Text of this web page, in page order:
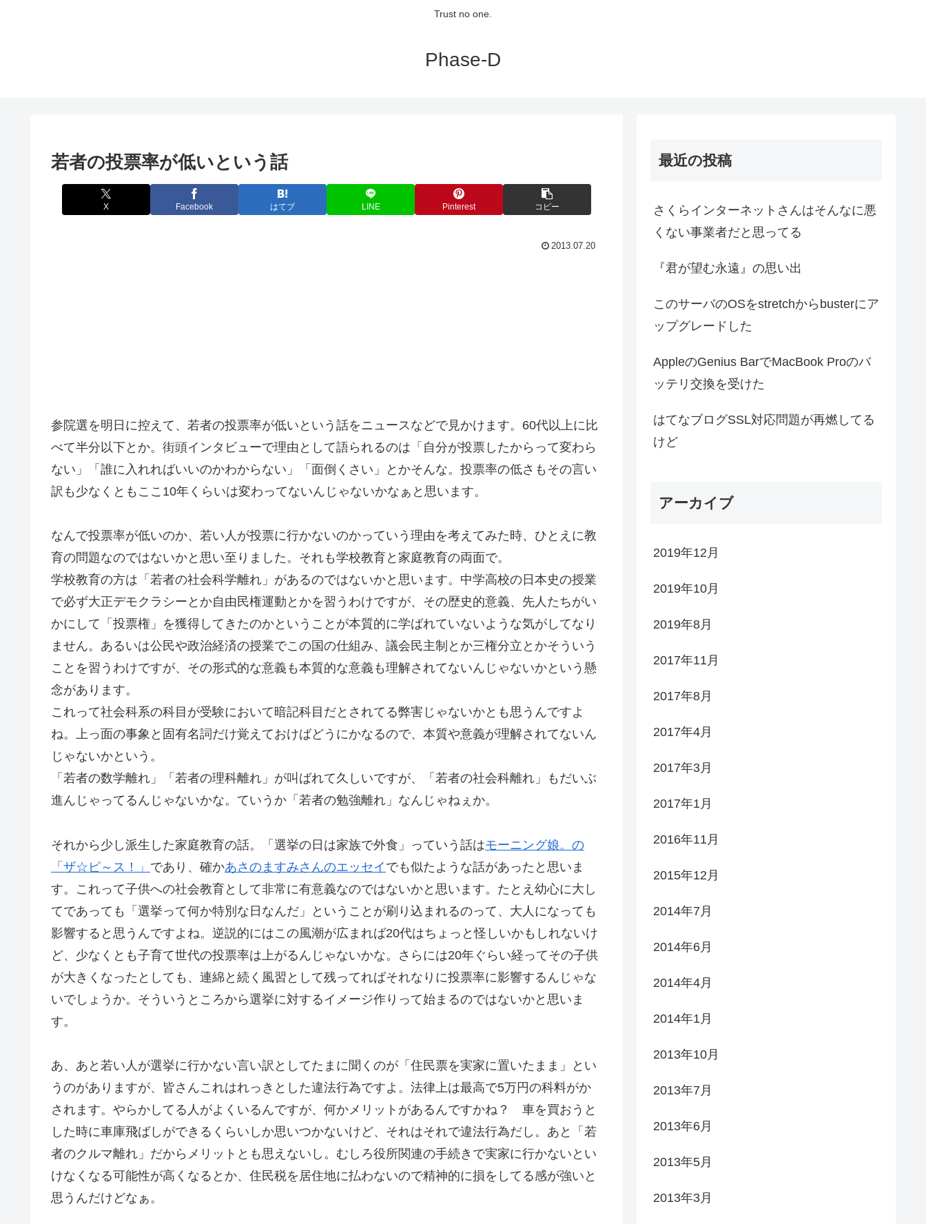
Trust no one.
Phase-D
若者の投票率が低いという話
X Facebook はてブ LINE Pinterest コピー
2013.07.20
参院選を明日に控えて、若者の投票率が低いという話をニュースなどで見かけます。60代以上に比
べて半分以下とか。街頭インタビューで理由として語られるのは「自分が投票したからって変わら
ない」「誰に入れればいいのかわからない」「面倒くさい」とかそんな。投票率の低さもその言い
訳も少なくともここ10年くらいは変わってないんじゃないかなぁと思います。
なんで投票率が低いのか、若い人が投票に行かないのかっていう理由を考えてみた時、ひとえに教
育の問題なのではないかと思い至りました。それも学校教育と家庭教育の両面で。
学校教育の方は「若者の社会科学離れ」があるのではないかと思います。中学高校の日本史の授業
で必ず大正デモクラシーとか自由民権運動とかを習うわけですが、その歴史的意義、先人たちがい
かにして「投票権」を獲得してきたのかということが本質的に学ばれていないような気がしてなり
ません。あるいは公民や政治経済の授業でこの国の仕組み、議会民主制とか三権分立とかそういう
ことを習うわけですが、その形式的な意義も本質的な意義も理解されてないんじゃないかという懸
念があります。
これって社会科系の科目が受験において暗記科目だとされてる弊害じゃないかとも思うんですよ
ね。上っ面の事象と固有名詞だけ覚えておけばどうにかなるので、本質や意義が理解されてないん
じゃないかという。
「若者の数学離れ」「若者の理科離れ」が叫ばれて久しいですが、「若者の社会科離れ」もだいぶ
進んじゃってるんじゃないかな。ていうか「若者の勉強離れ」なんじゃねぇか。
それから少し派生した家庭教育の話。「選挙の日は家族で外食」っていう話はモーニング娘。の
「ザ☆ピ～ス！」 であり、確かあさのますみさんのエッセイ でも似たような話があったと思いま
す。これって子供への社会教育として非常に有意義なのではないかと思います。たとえ幼心に大し
てであっても「選挙って何か特別な日なんだ」ということが刷り込まれるのって、大人になっても
影響すると思うんですよね。逆説的にはこの風潮が広まれば20代はちょっと怪しいかもしれないけ
ど、少なくとも子育て世代の投票率は上がるんじゃないかな。さらには20年ぐらい経ってその子供
が大きくなったとしても、連綿と続く風習として残ってればそれなりに投票率に影響するんじゃな
いでしょうか。そういうところから選挙に対するイメージ作りって始まるのではないかと思いま
す。
あ、あと若い人が選挙に行かない言い訳としてたまに聞くのが「住民票を実家に置いたまま」とい
うのがありますが、皆さんこれはれっきとした違法行為ですよ。法律上は最高で5万円の科料がか
されます。やらかしてる人がよくいるんですが、何かメリットがあるんですかね？ 車を買おうと
した時に車庫飛ばしができるくらいしか思いつかないけど、それはそれで違法行為だし。あと「若
者のクルマ離れ」だからメリットとも思えないし。むしろ役所関連の手続きで実家に行かないとい
けなくなる可能性が高くなるとか、住民税を居住地に払わないので精神的に損をしてる感が強いと
思うんだけどなぁ。
最近の投稿
さくらインターネットさんはそんなに悪
くない事業者だと思ってる
『君が望む永遠』の思い出
このサーバのOSをstretchからbusterにア
ップグレードした
AppleのGenius BarでMacBook Proのバ
ッテリ交換を受けた
はてなブログSSL対応問題が再燃してる
けど
アーカイブ
2019年12月
2019年10月
2019年8月
2017年11月
2017年8月
2017年4月
2017年3月
2017年1月
2016年11月
2015年12月
2014年7月
2014年6月
2014年4月
2014年1月
2013年10月
2013年7月
2013年6月
2013年5月
2013年3月